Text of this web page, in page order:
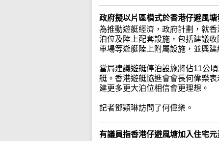
政府擬以片區模式於香港仔避風
為推動遊艇經濟，政府計劃，就
泊位及陸上配套設施，包括建議
車場等遊艇陸上附屬設施，並興
當局建議遊艇停泊設施將佔11公
艇。香港遊艇協進會會長何偉樂
建更多更大泊位相信會更理想。
記者鄧穎琳訪問了何偉樂。
有議員指香港仔避風塘加入住宅